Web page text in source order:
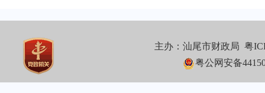
主办：汕尾市财政局粤
粤公网安备